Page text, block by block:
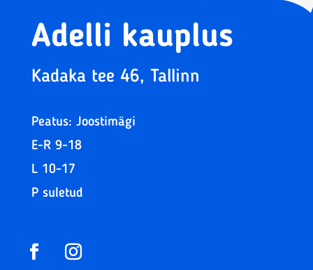
Adelli kauplus
Kadaka tee 46, Tallinn
Peatus: Joostimägi
E-R 9-18
L 10-17
P suletud